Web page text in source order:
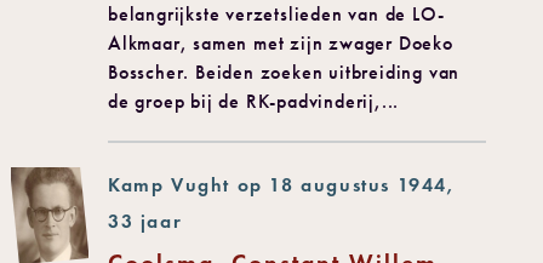
belangrijkste verzetslieden van de LO-
Alkmaar, samen met zijn zwager Doeko
Bosscher. Beiden zoeken uitbreiding van
de groep bij de RK-padvinderij,...
Kamp Vught op 18 augustus 1944,
33 jaar